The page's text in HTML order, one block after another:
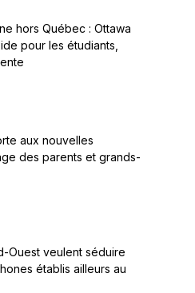
hors Québec : Ottawa
pour les étudiants,
aux nouvelles
des parents et grands-
Ouest veulent séduire
établis ailleurs au